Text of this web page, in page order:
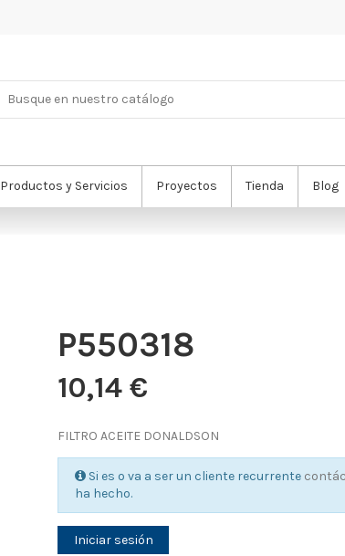
Productos y Servicios Proyectos Tienda Blog
P550318
10,14 €
FILTRO ACEITE DONALDSON
Si es o va a ser un cliente recurrente
ha hecho.
Iniciar sesión